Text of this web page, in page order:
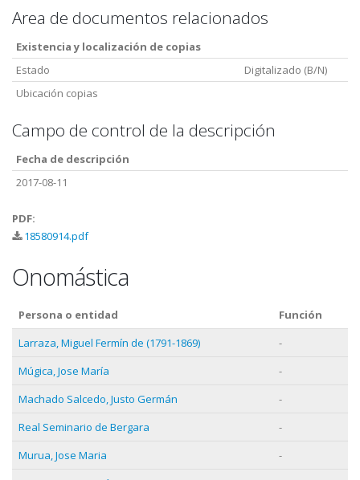
Area de documentos relacionados
Existencia y localización de copias
Estado
Digitalizado (B/N)
Ubicación copias
Campo de control de la descripción
Fecha de descripción
2017-08-11
PDF:
18580914.pdf
Onomástica
Persona o entidad
Función
Larraza, Miguel Fermín de (1791-1869)
-
Múgica, Jose María
-
Machado Salcedo, Justo Germán
-
Real Seminario de Bergara
-
Murua, Jose Maria
-